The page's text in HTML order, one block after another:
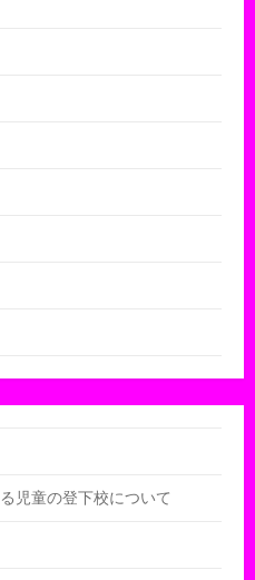
児童の登下校について